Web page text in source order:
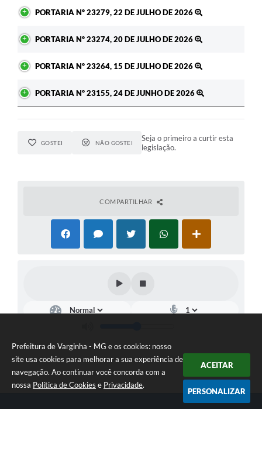
Prefeitura de Varginha - MG e os cookies: nosso
site usa cookies para melhorar a sua experiência de
navegação. Ao continuar você concorda com a
nossa Política de Cookies e Privacidade.
ACEITAR
PERSONALIZAR
PORTARIA Nº 23279, 22 DE JULHO DE 2026
PORTARIA Nº 23274, 20 DE JULHO DE 2026
PORTARIA Nº 23264, 15 DE JULHO DE 2026
PORTARIA Nº 23155, 24 DE JUNHO DE 2026
GOSTEI NÃO GOSTEI
Seja o primeiro a curtir esta
legislação.
COMPARTILHAR